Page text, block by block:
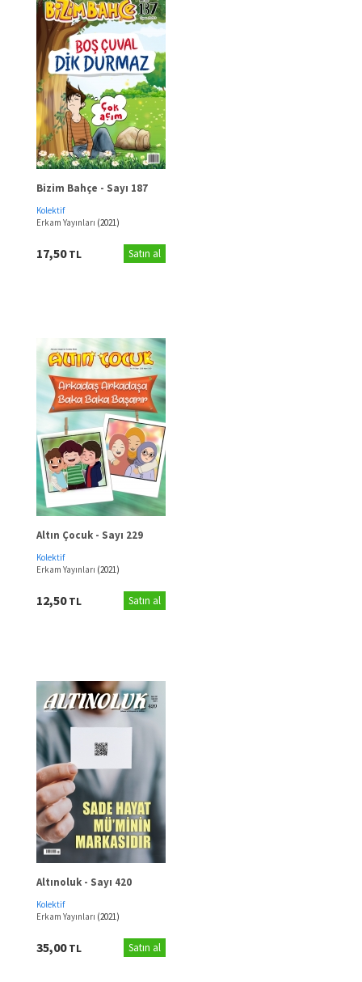
Bizim Bahçe - Sayı 187
Kolektif
Erkam Yayınları (2021)
17,50TL Satın al
Altın Çocuk - Sayı 229
Kolektif
Erkam Yayınları (2021)
12,50TL Satın al
Altınoluk - Sayı 420
Kolektif
Erkam Yayınları (2021)
35,00TL Satın al